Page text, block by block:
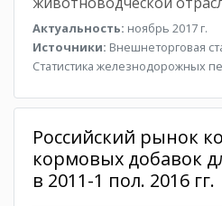
Актуальность: ноябрь 2017 г.
Источники: Внешнеторговая
Статистика железнодорожных
Российский рынок
кормовых добавок
в 2011-1 пол. 2016 гг.